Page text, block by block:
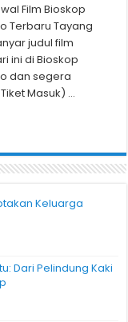
Film Bioskop
Terbaru Tayang
judul film
ini di Bioskop
dan segera
Masuk) …
Keluarga
Dari Pelindung Kaki